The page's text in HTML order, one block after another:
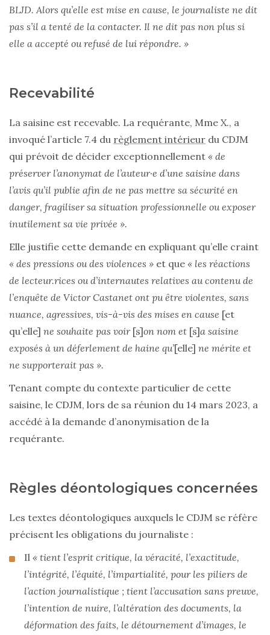
BLJD. Alors qu’elle est mise en cause, le journaliste ne dit
pas s’il a tenté de la contacter. Il ne dit pas non plus si
elle a accepté ou refusé de lui répondre. »
Recevabilité
La saisine est recevable. La requérante, Mme X., a
invoqué l’article 7.4 du règlement intérieur du CDJM
qui prévoit de décider exceptionnellement « de
préserver l’anonymat de l’auteur·e d’une saisine dans
l’avis qu’il publie afin de ne pas mettre sa sécurité en
danger, fragiliser sa situation professionnelle ou exposer
inutilement sa vie privée ».
Elle justifie cette demande en expliquant qu’elle craint
« des pressions ou des violences » et que « les réactions
de lecteur.rices ou d’internautes relatives au contenu de
l’enquête de Victor Castanet ont pu être violentes, sans
nuance, agressives, vis-à-vis des mises en cause [et
qu’elle] ne souhaite pas voir [s]on nom et [s]a saisine
exposés à un déferlement de haine qu’[elle] ne mérite et
ne supporterait pas ».
Tenant compte du contexte particulier de cette
saisine, le CDJM, lors de sa réunion du 14 mars 2023, a
accédé à la demande d’anonymisation de la
requérante.
Règles déontologiques concernées
Les textes déontologiques auxquels le CDJM se réfère
précisent les obligations du journaliste :
Il « tient l’esprit critique, la véracité, l’exactitude,
l’intégrité, l’équité, l’impartialité, pour les piliers de
l’action journalistique ; tient l’accusation sans preuve,
l’intention de nuire, l’altération des documents, la
déformation des faits, le détournement d’images, le